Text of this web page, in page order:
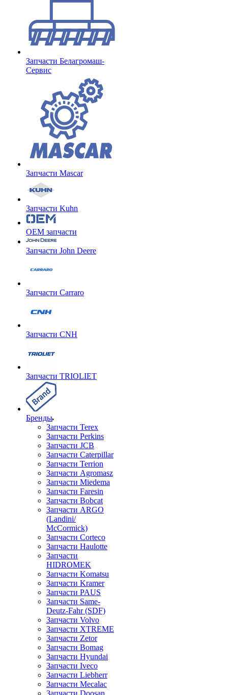
Запчасти Белагромаш-
Сервис
Запчасти Mascar
Запчасти Kuhn
OEM запчасти
Запчасти John Deere
Запчасти Carraro
Запчасти CNH
Запчасти TRIOLIET
Бренды
Запчасти Terex
Запчасти Perkins
Запчасти JCB
Запчасти Caterpillar
Запчасти Terrion
Запчасти Agromasz
Запчасти Miedema
Запчасти Faresin
Запчасти Bobcat
Запчасти ARGO
(Landini/
McCormick)
Запчасти Corteco
Запчасти Haulotte
Запчасти
HIDROMEK
Запчасти Komatsu
Запчасти Kramer
Запчасти PAUS
Запчасти Same-
Deutz-Fahr (SDF)
Запчасти Volvo
Запчасти XTREME
Запчасти Zetor
Запчасти Bomag
Запчасти Hyundai
Запчасти Iveco
Запчасти Liebherr
Запчасти Mecalac
Запчасти Doosan